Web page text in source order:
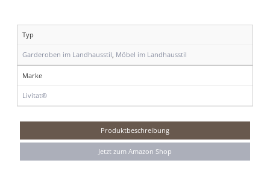
Typ
Garderoben im Landhausstil Möbel im Landhausstil
Marke
Livitat®
Produktbeschreibung
Jetzt zum Amazon Shop